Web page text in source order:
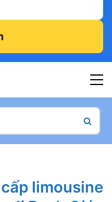
limousine